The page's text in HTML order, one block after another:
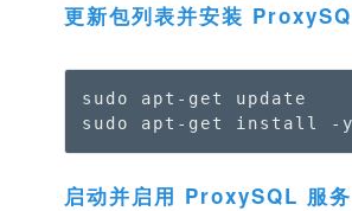
更新包列表并安装
sudo apt-get update
sudo apt-get install -y
启动并启用 ProxySQL 服务